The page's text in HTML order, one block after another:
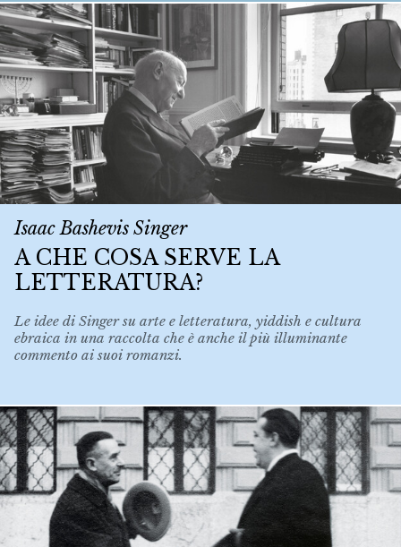
Isaac Bashevis Singer
A CHE COSA SERVE LA
LETTERATURA?
Le idee di Singer su arte e letteratura, yiddish e cultura
ebraica in una raccolta che è anche il più illuminante
commento ai suoi romanzi.